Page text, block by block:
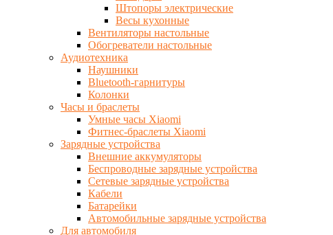
Штопоры электрические
Весы кухонные
Вентиляторы настольные
Обогреватели настольные
Аудиотехника
Наушники
Bluetooth-гарнитуры
Колонки
Часы и браслеты
Умные часы Xiaomi
Фитнес-браслеты Xiaomi
Зарядные устройства
Внешние аккумуляторы
Беспроводные зарядные устройства
Сетевые зарядные устройства
Кабели
Батарейки
Автомобильные зарядные устройства
Для автомобиля